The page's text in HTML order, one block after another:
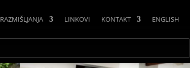
RAZMIŠLJANJA LINKOVI KONTAKT ENGLISH